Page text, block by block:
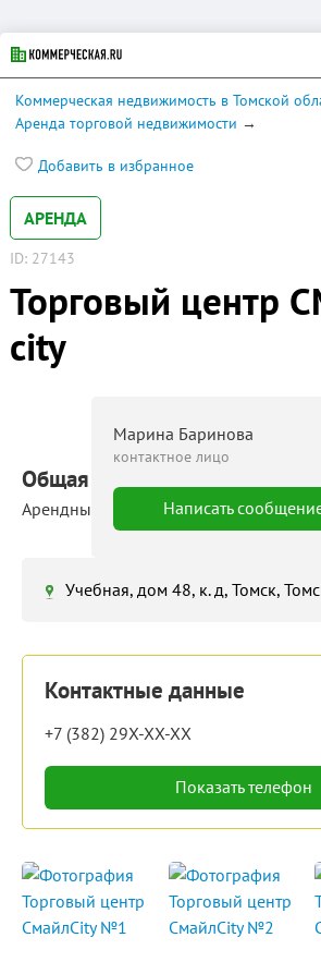
Коммерческая недвижимость в Томской
Аренда торговой недвижимости
Добавить в избранное
АРЕНДА
ID: 27143
Торговый центр
city
Марина Баринова
контактное лицо
Написать
Общая площадь: 15 000 м²
Арендные площади: 1 ‒ 3 000 м²
Учебная, дом 48, к. д, Томск,
Контактные данные
+7 (382) 29X-XX-XX
Показать телефон